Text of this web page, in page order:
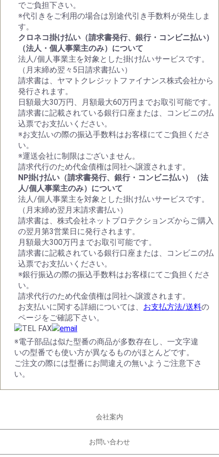
でご負担下さい。
※代引きをご利用の場合は別途代引き手数料が発生しま
す。
クロネコ掛け払い（請求書発行、銀行・コンビニ払い）
（法人・個人事業主のみ）について
法人/個人事業主を対象とした掛け払いサービスです。
（月末締め翌々5日請求書払い）
請求書は、ヤマトクレジットファイナンス株式会社から
発行されます。
日額最大30万円、月額最大60万円までお取引可能です。
請求書に記載されている銀行口座または、コンビニの払
込票でお支払いください。
※お支払いの際の振込手数料はお客様にてご負担くださ
い。
※運送会社に制限はございません。
請求代行のため代金債権は同社へ譲渡されます。
NP掛け払い（請求書発行、銀行・コンビニ払い）（法
人/個人事業主のみ）について
法人/個人事業主を対象とした掛け払いサービスです。
（月末締め翌月末請求書払い）
請求書は、株式会社ネットプロテクションズからご購入
の翌月第3営業日に発行されます。
月額最大300万円までお取引可能です。
請求書に記載されている銀行口座または、コンビニの払
込票でお支払いください。
※銀行振込の際の振込手数料はお客様にてご負担くださ
い。
請求代行のため代金債権は同社へ譲渡されます。
お支払いに関する詳細については、 お支払方法/送料の
ページをご確認下さい。
※電子部品は似た型番の商品が多数存在し、一文字違
いの型番でも使い方が異なるものがほとんどです。
ご注文の際には型番にお間違えの無いようご注意下さ
い。
会社案内
お問い合わせ